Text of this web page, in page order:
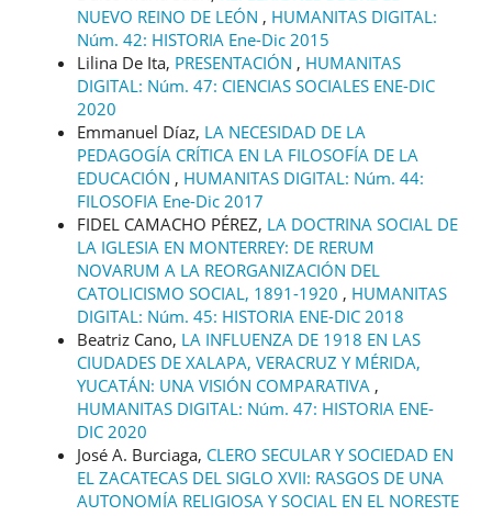
NUEVO REINO DE LEÓN , HUMANITAS DIGITAL:
Núm. 42: HISTORIA Ene-Dic 2015
Lilina De Ita, PRESENTACIÓN , HUMANITAS
DIGITAL: Núm. 47: CIENCIAS SOCIALES ENE-DIC
2020
Emmanuel Díaz, LA NECESIDAD DE LA
PEDAGOGÍA CRÍTICA EN LA FILOSOFÍA DE LA
EDUCACIÓN , HUMANITAS DIGITAL: Núm. 44:
FILOSOFIA Ene-Dic 2017
FIDEL CAMACHO PÉREZ, LA DOCTRINA SOCIAL DE
LA IGLESIA EN MONTERREY: DE RERUM
NOVARUM A LA REORGANIZACIÓN DEL
CATOLICISMO SOCIAL, 1891-1920 , HUMANITAS
DIGITAL: Núm. 45: HISTORIA ENE-DIC 2018
Beatriz Cano, LA INFLUENZA DE 1918 EN LAS
CIUDADES DE XALAPA, VERACRUZ Y MÉRIDA,
YUCATÁN: UNA VISIÓN COMPARATIVA ,
HUMANITAS DIGITAL: Núm. 47: HISTORIA ENE-
DIC 2020
José A. Burciaga, CLERO SECULAR Y SOCIEDAD EN
EL ZACATECAS DEL SIGLO XVII: RASGOS DE UNA
AUTONOMÍA RELIGIOSA Y SOCIAL EN EL NORESTE